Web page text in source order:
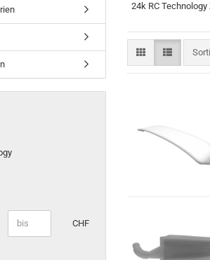
24k RC
CHF